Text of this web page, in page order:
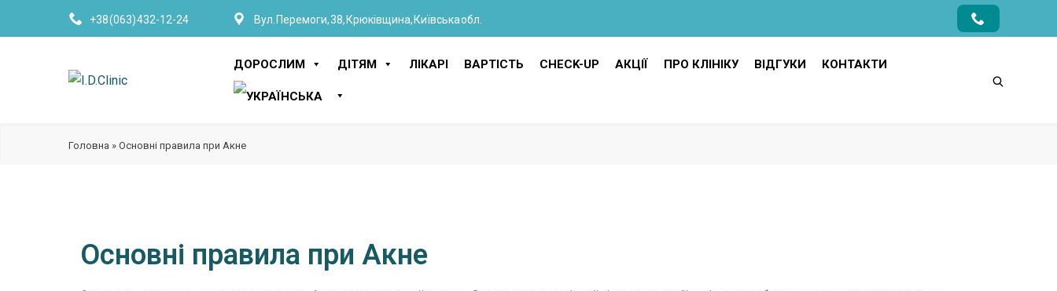
+38 (063) 432-12-24 Вул. Перемоги, 38, Крюківщина, Київська обл.
ДОРОСЛИМ ДІТЯМ ЛІКАРІ ВАРТІСТЬ CHECK-UP АКЦІЇ ПРО КЛІНІКУ ВІДГУКИ КОНТАКТИ
Головна » Основні правила при Акне
Основні правила при Акне